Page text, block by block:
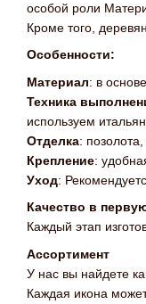
особой роли
Кроме того,
Особенности:
Материал: в
Техника
используем
Отделка:
Крепление:
Уход:
Качество в
Каждый этап
Ассортимент
У нас вы найдете
Каждая икона